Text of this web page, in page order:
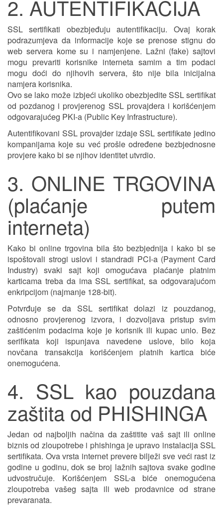
2. AUTENTIFIKACIJA
SSL sertifikati obezbjeđuju autentifikaciju. Ovaj korak
podrazumjeva da informacije koje se prenose stignu do
web servera kome su i namjenjene. Lažni (fake) sajtovi
mogu prevariti korisnike interneta samim a tim podaci
mogu doći do njihovih servera, što nije bila inicijalna
namjera korisnika.
Ovo se lako može izbjeći ukoliko obezbjedite SSL sertifikat
od pozdanog i provjerenog SSL provajdera i korišćenjem
odgovarajućeg PKI-a (Public Key Infrastructure).
Autentifikovani SSL provajder izdaje SSL sertifikate jedino
kompanijama koje su već prošle određene bezbjednosne
provjere kako bi se njihov identitet utvrdio.
3. ONLINE TRGOVINA
(plaćanje putem
interneta)
Kako bi online trgovina bila što bezbjednija i kako bi se
ispoštovali strogi uslovi i standradi PCI-a (Payment Card
Industry) svaki sajt koji omogućava plaćanje platnim
karticama treba da ima SSL sertifikat, sa odgovarajućom
enkripcijom (najmanje 128-bit).
Potvrđuje se da SSL sertifikat dolazi iz pouzdanog,
odnosno provjerenog izvora, i dozvoljava pristup svim
zaštićenim podacima koje je korisnik ili kupac unio. Bez
serifikata koji ispunjava navedene uslove, bilo koja
novčana transakcija korišćenjem platnih kartica biće
onemogućena.
4. SSL kao pouzdana
zaštita od PHISHINGA
Jedan od najboljih načina da zaštitite vaš sajt ili online
biznis od zloupotrebe i phishinga je upravo instalacija SSL
sertifikata. Ova vrsta internet prevere bilježi sve veći rast iz
godine u godinu, dok se broj lažnih sajtova svake godine
udvostručuje. Korišćenjem SSL-a biće onemogućena
zloupotreba vašeg sajta ili web prodavnice od strane
prevaranata.